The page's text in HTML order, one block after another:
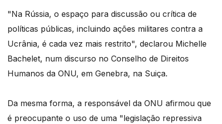
"Na Rússia, o espaço para discussão ou crítica de
políticas públicas, incluindo ações militares contra a
Ucrânia, é cada vez mais restrito", declarou Michelle
Bachelet, num discurso no Conselho de Direitos
Humanos da ONU, em Genebra, na Suiça.
Da mesma forma, a responsável da ONU afirmou que
é preocupante o uso de uma "legislação repressiva